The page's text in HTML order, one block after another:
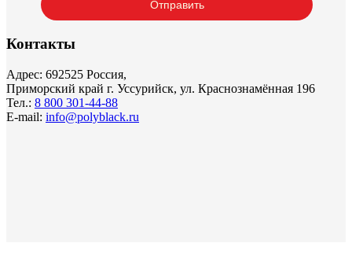
Контакты
Адрес: 692525 Россия,
Приморский край г. Уссурийск, ул. Краснознамённая 196
Тел.: 8 800 301-44-88
E-mail: info@polyblack.ru